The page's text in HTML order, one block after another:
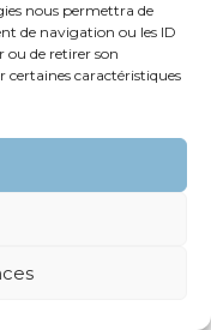
nous permettra de
de navigation ou les ID
ou de retirer son
caractéristiques